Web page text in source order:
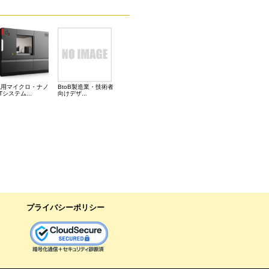
マイクロ・ナノ
システム...
BtoB製造業・技術者
向けデザ...
プライバシーポリシー